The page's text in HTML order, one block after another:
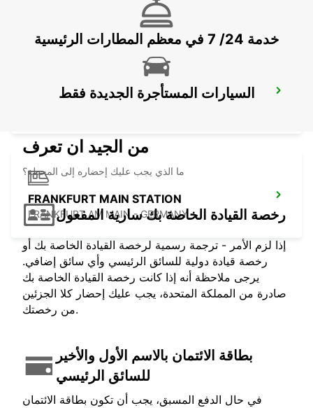
BAD KREUZNACH PLANIG
FRANKFURT MAIN STATION
FRANKFURT AM MAIN - GERMANY
خدمة 24/ 7 في معظم المطارات الرئيسية
السيارات المستأجرة الجديدة فقط
من الجيد ان تعرف
ما الذي يجب عليك إحضاره إلى المحطة؟
رخصة القيادة الخاصة بك سارية المفعول
إذا لزم الأمر - ترجمة رسمية لرخصة القيادة الخاصة بك أو
رخصة قيادة دولية للسائق الرئيسي وأي سائق إضافي.
يرجى ملاحظة أنه إذا كانت رخصة القيادة الخاصة بك
صادرة من المملكة المتحدة، يجب عليك إحضار كلا الجزئين
من رخصتك.
بطاقة الائتمان بالاسم الأول والأخير
للسائق الرئيسي
في حال الدفع المسبق، يجب أن تكون بطاقة الائتمان